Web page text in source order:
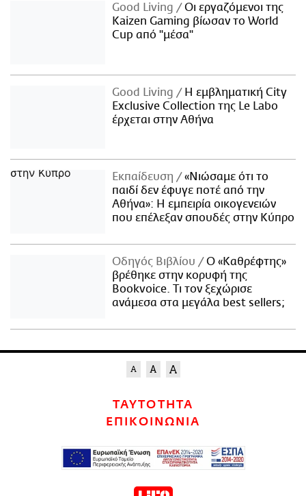
Good Living
Οι εργαζόμενοι της
Kaizen Gaming βίωσαν το World
Cup από "μέσα"
Good Living
Η εμβληματική City
Exclusive Collection της Le Labo
έρχεται στην Αθήνα
Εκπαίδευση
«Νιώσαμε ότι το
παιδί δεν έφυγε ποτέ από την
Αθήνα»: Η εμπειρία οικογενειών
που επέλεξαν σπουδές στην Κύπρο
Οδηγός Βιβλίου
Ο «Καθρέφτης»
βρέθηκε στην κορυφή της
Bookvoice. Τι τον ξεχώρισε
ανάμεσα στα μεγάλα best sellers;
ΤΑΥΤΟΤΗΤΑ
ΕΠΙΚΟΙΝΩΝΙΑ